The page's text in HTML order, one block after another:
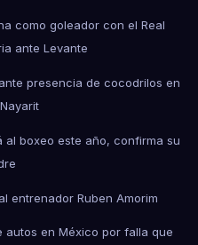
como goleador con el Real
ante Levante
presencia de cocodrilos en
al boxeo este año, confirma su
entrenador Ruben Amorim
autos en México por falla que